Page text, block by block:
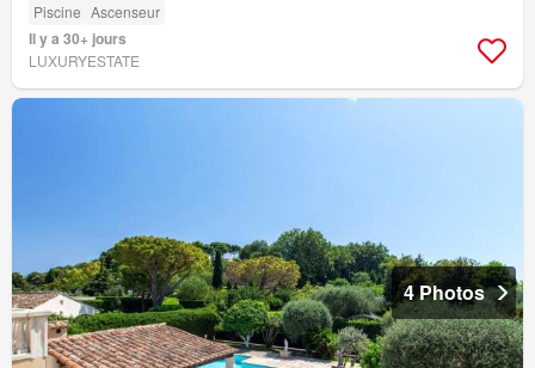
Piscine Ascenseur
Il y a 30+ jours
LUXURYESTATE
4 Photos